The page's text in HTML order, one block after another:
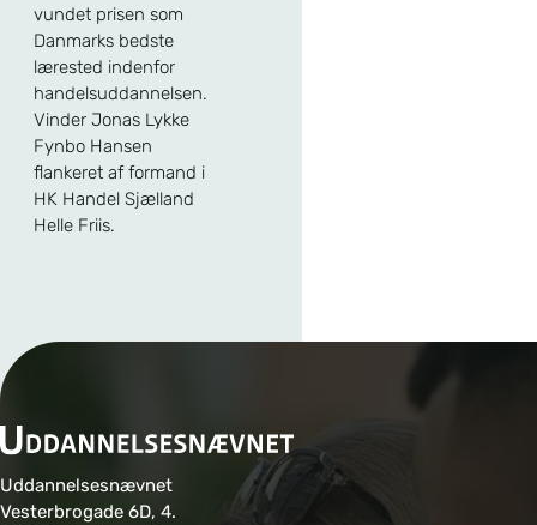
vundet prisen som
Danmarks bedste
lærested indenfor
handelsuddannelsen.
Vinder Jonas Lykke
Fynbo Hansen
flankeret af formand i
HK Handel Sjælland
Helle Friis.
Uddannelsesnævnet
Vesterbrogade 6D, 4.